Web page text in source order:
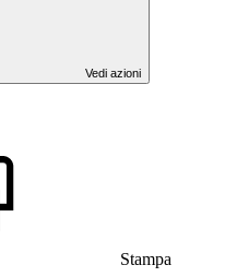
Vedi azioni
Stampa